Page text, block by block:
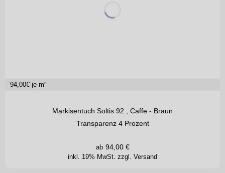
94,00€ je m²
Markisentuch Soltis 92 , Caffe - Braun
Transparenz 4 Prozent
inkl. 19% MwSt. zzgl. Versand
ab 94,00€